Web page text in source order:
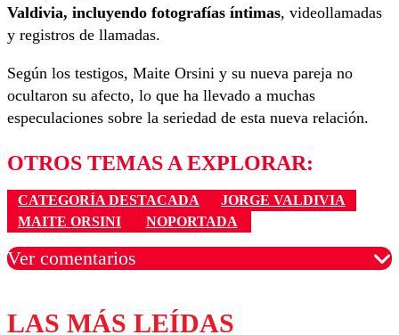
Valdivia, incluyendo fotografías íntimas, videollamadas
y registros de llamadas.
Según los testigos, Maite Orsini y su nueva pareja no
ocultaron su afecto, lo que ha llevado a muchas
especulaciones sobre la seriedad de esta nueva relación.
OTROS TEMAS A EXPLORAR:
CATEGORÍA DESTACADA
JORGE VALDIVIA
MAITE ORSINI
NOPORTADA
Ver comentarios
Los comentarios son moderados para garantizar un
LAS MÁS LEÍDAS